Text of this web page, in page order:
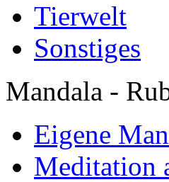
Tierwelt
Sonstiges
Mandala -
Eigene
Meditation